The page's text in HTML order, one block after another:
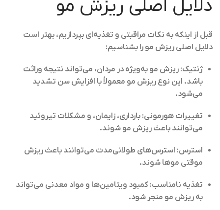
دلایل اصلی ریزش مو
قبل از اینکه به نکات مراقبتی و تغذیه‌ای بپردازیم، بهتر است
دلایل اصلی ریزش مو را بشناسیم:
ژنتیک: ریزش مو به‌ویژه در مردان، می‌تواند نتیجه وراثت
باشد. این نوع ریزش مو معمولاً با افزایش سن تشدید
می‌شود.
تغییرات هورمونی: بارداری، زایمان، و مشکلات تیروئید
می‌توانند باعث ریزش مو شوند.
استرس: استرس‌های طولانی‌مدت می‌توانند باعث ریزش
موقتی موها شوند.
تغذیه نامناسب: کمبود ویتامین‌ها و مواد معدنی می‌تواند
به ریزش مو منجر شود.